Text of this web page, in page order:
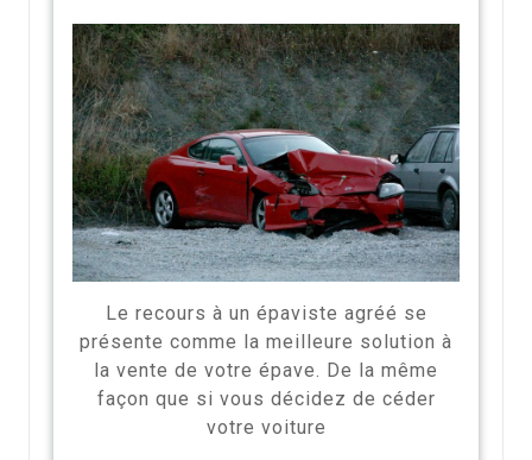
Le recours à un épaviste agréé se
présente comme la meilleure solution à
la vente de votre épave. De la même
façon que si vous décidez de céder
votre voiture